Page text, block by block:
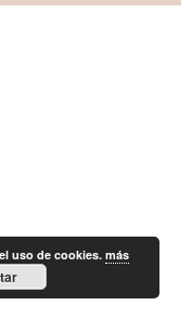
uso de cookies.más